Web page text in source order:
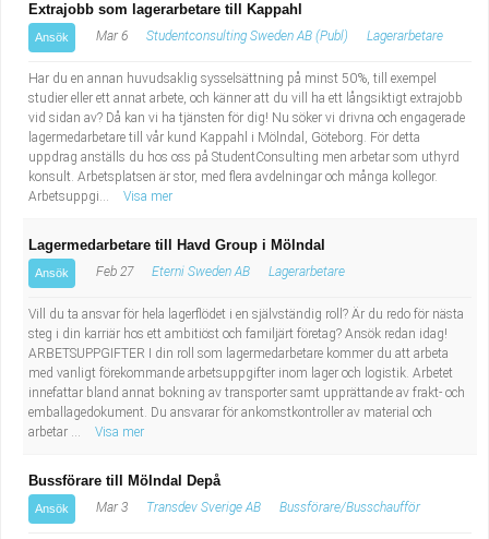
Extrajobb som lagerarbetare till Kappahl
Ansök Mar 6 Studentconsulting Sweden AB (Publ) Lagerarbetare
Har du en annan huvudsaklig sysselsättning på minst 50%, till exempel
studier eller ett annat arbete, och känner att du vill ha ett långsiktigt extrajobb
vid sidan av? Då kan vi ha tjänsten för dig! Nu söker vi drivna och engagerade
lagermedarbetare till vår kund Kappahl i Mölndal, Göteborg. För detta
uppdrag anställs du hos oss på StudentConsulting men arbetar som uthyrd
konsult. Arbetsplatsen är stor, med flera avdelningar och många kollegor.
Arbetsuppgi...
Visa mer
Lagermedarbetare till Havd Group i Mölndal
Ansök Feb 27 Eterni Sweden AB Lagerarbetare
Vill du ta ansvar för hela lagerflödet i en självständig roll? Är du redo för nästa
steg i din karriär hos ett ambitiöst och familjärt företag? Ansök redan idag!
ARBETSUPPGIFTER I din roll som lagermedarbetare kommer du att arbeta
med vanligt förekommande arbetsuppgifter inom lager och logistik. Arbetet
innefattar bland annat bokning av transporter samt upprättande av frakt- och
emballagedokument. Du ansvarar för ankomstkontroller av material och
arbetar ...
Visa mer
Bussförare till Mölndal Depå
Ansök Mar 3 Transdev Sverige AB Bussförare/Busschaufför